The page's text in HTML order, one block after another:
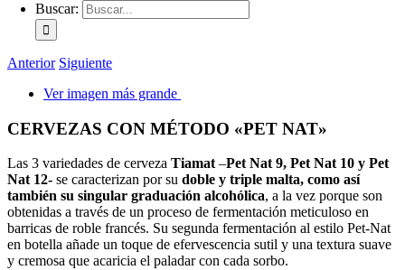
Buscar:
Anterior Siguiente
Ver imagen más grande
CERVEZAS CON MÉTODO «PET NAT»
Las 3 variedades de cerveza Tiamat–Pet Nat 9, Pet Nat 10 y Pet
Nat 12- se caracterizan por su doble y triple malta, como así
también su singular graduación alcohólica, a la vez porque son
obtenidas a través de un proceso de fermentación meticuloso en
barricas de roble francés. Su segunda fermentación al estilo Pet-Nat
en botella añade un toque de efervescencia sutil y una textura suave
y cremosa que acaricia el paladar con cada sorbo.